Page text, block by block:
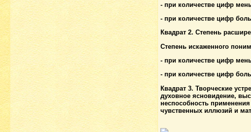
- при количестве цифр
- при количестве цифр
Квадрат 2. Степень
Степень искаженного
- при количестве цифр
- при количестве цифр
Квадрат 3. Творческие
духовное ясновидение,
неспособность
чувственных иллюзий и